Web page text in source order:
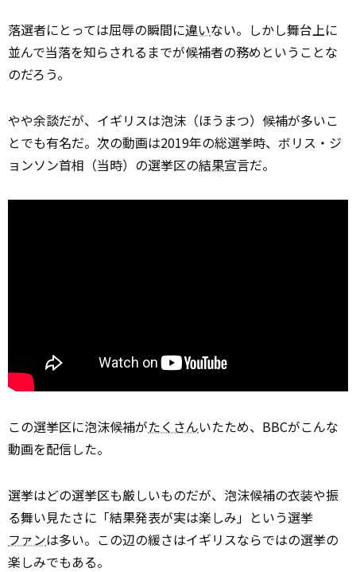
落選者にとっては屈辱の瞬間に違いない。しかし舞台上に
並んで当落を知らされるまでが候補者の務めということな
のだろう。
やや余談だが、イギリスは泡沫（ほうまつ）候補が多いこ
とでも有名だ。次の動画は2019年の総選挙時、ボリス・ジ
ョンソン首相（当時）の選挙区の結果宣言だ。
この選挙区に泡沫候補がたくさんいたため、BBCがこんな
動画を配信した。
選挙はどの選挙区も厳しいものだが、泡沫候補の衣装や振
る舞い見たさに「結果発表が実は楽しみ」という選挙
ファンは多い。この辺の緩さはイギリスならではの選挙の
楽しみでもある。